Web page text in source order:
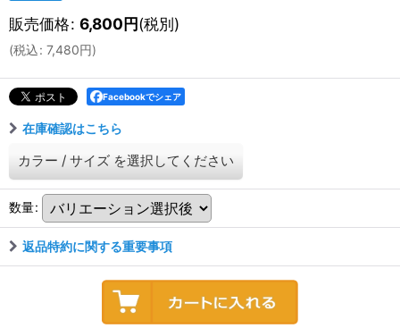
販売価格: 6,800円(税別)
(税込: 7,480円)
Facebookでシェア
在庫確認はこちら
カラー / サイズ を選択してください
数量:
返品特約に関する重要事項